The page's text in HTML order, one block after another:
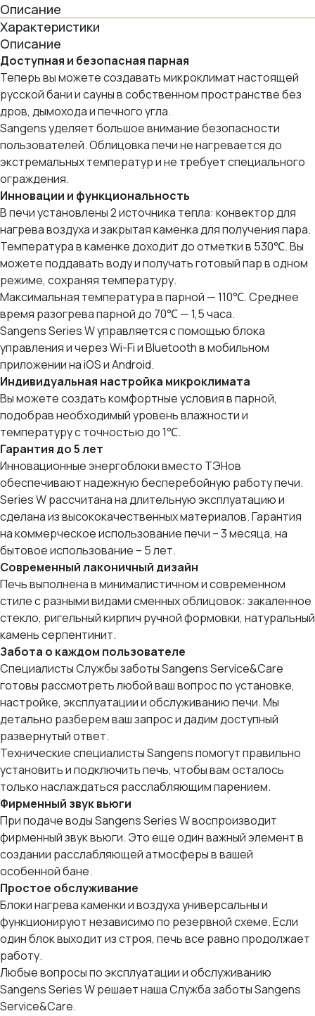
Описание
Характеристики
Описание
Доступная и безопасная парная
Теперь вы можете создавать микроклимат настоящей
русской бани и сауны в собственном пространстве без
дров, дымохода и печного угла.
Sangens уделяет большое внимание безопасности
пользователей. Облицовка печи не нагревается до
экстремальных температур и не требует специального
ограждения.
Инновации и функциональность
В печи установлены 2 источника тепла: конвектор для
нагрева воздуха и закрытая каменка для получения пара.
Температура в каменке доходит до отметки в 530℃. Вы
можете поддавать воду и получать готовый пар в одном
режиме, сохраняя температуру.
Максимальная температура в парной — 110℃. Среднее
время разогрева парной до 70℃ — 1,5 часа.
Sangens Series W управляется с помощью блока
управления и через Wi-Fi и Bluetooth в мобильном
приложении на iOS и Android.
Индивидуальная настройка микроклимата
Вы можете создать комфортные условия в парной,
подобрав необходимый уровень влажности и
температуру с точностью до 1℃.
Гарантия до 5 лет
Инновационные энергоблоки вместо ТЭНов
обеспечивают надежную бесперебойную работу печи.
Series W рассчитана на длительную эксплуатацию и
сделана из высококачественных материалов. Гарантия
на коммерческое использование печи – 3 месяца, на
бытовое использование – 5 лет.
Современный лаконичный дизайн
Печь выполнена в минималистичном и современном
стиле с разными видами сменных облицовок: закаленное
стекло, ригельный кирпич ручной формовки, натуральный
камень серпентинит.
Забота о каждом пользователе
Специалисты Службы заботы Sangens Service&Care
готовы рассмотреть любой ваш вопрос по установке,
настройке, эксплуатации и обслуживанию печи. Мы
детально разберем ваш запрос и дадим доступный
развернутый ответ.
Технические специалисты Sangens помогут правильно
установить и подключить печь, чтобы вам осталось
только наслаждаться расслабляющим парением.
Фирменный звук вьюги
При подаче воды Sangens Series W воспроизводит
фирменный звук вьюги. Это еще один важный элемент в
создании расслабляющей атмосферы в вашей
особенной бане.
Простое обслуживание
Блоки нагрева каменки и воздуха универсальны и
функционируют независимо по резервной схеме. Если
один блок выходит из строя, печь все равно продолжает
работу.
Любые вопросы по эксплуатации и обслуживанию
Sangens Series W решает наша Служба заботы Sangens
Service&Care.